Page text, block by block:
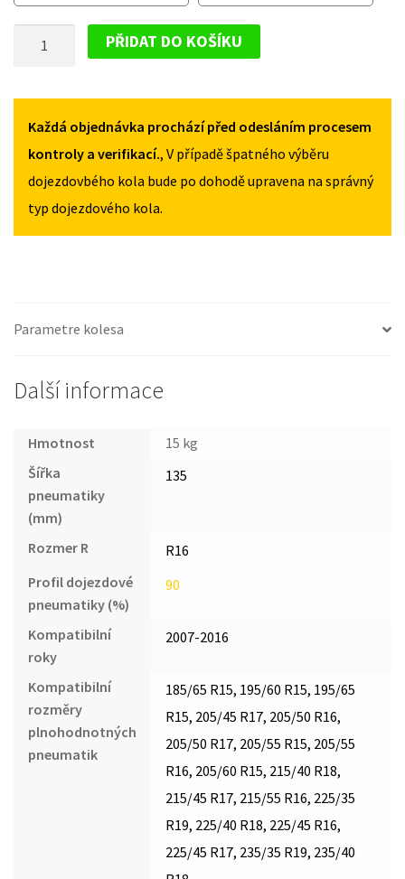
2007-
2007-
V70
2007-
135/90R16
MNOŽSTVÍ
PŘIDAT DO KOŠÍKU
Každá objednávka prochází před odesláním procesem
kontroly a verifikací., V případě špatného výběru
dojezdovbého kola bude po dohodě upravena na správný
typ dojezdového kola.
Parametre kolesa
Další informace
Hmotnost
15 kg
Šířka
pneumatiky
(mm)
135
Rozmer R
R16
Profil dojezdové
pneumatiky (%)
90
Kompatibilní
roky
2007-2016
Kompatibilní
rozměry
plnohodnotných
pneumatik
185/65 R15, 195/60 R15, 195/65
R15, 205/45 R17, 205/50 R16,
205/50 R17, 205/55 R15, 205/55
R16, 205/60 R15, 215/40 R18,
215/45 R17, 215/55 R16, 225/35
R19, 225/40 R18, 225/45 R16,
225/45 R17, 235/35 R19, 235/40